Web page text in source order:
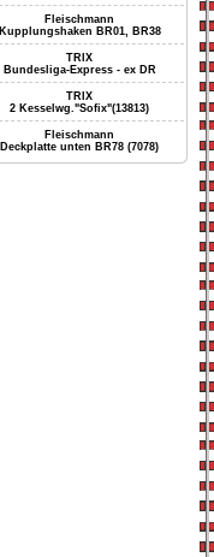
Fleischmann
Kupplungshaken BR01, BR38
TRIX
Bundesliga-Express - ex DR
TRIX
2 Kesselwg."Sofix"(13813)
Fleischmann
Deckplatte unten BR78 (7078)